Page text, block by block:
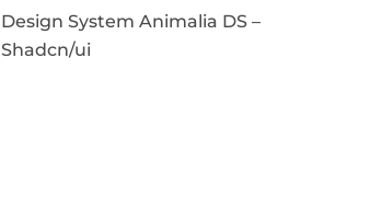
Design System Animalia DS –
Shadcn/ui